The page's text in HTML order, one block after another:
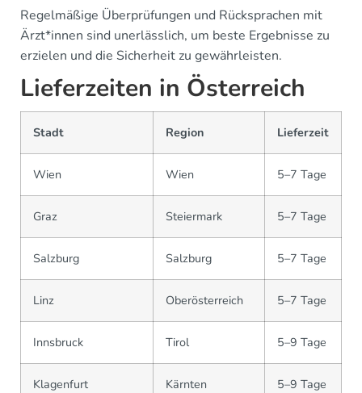
Regelmäßige Überprüfungen und Rücksprachen mit
Ärzt*innen sind unerlässlich, um beste Ergebnisse zu
erzielen und die Sicherheit zu gewährleisten.
Lieferzeiten in Österreich
Stadt Region Lieferzeit
Wien Wien 5–7 Tage
Graz Steiermark 5–7 Tage
Salzburg Salzburg 5–7 Tage
Linz Oberösterreich 5–7 Tage
Innsbruck Tirol 5–9 Tage
Klagenfurt Kärnten 5–9 Tage